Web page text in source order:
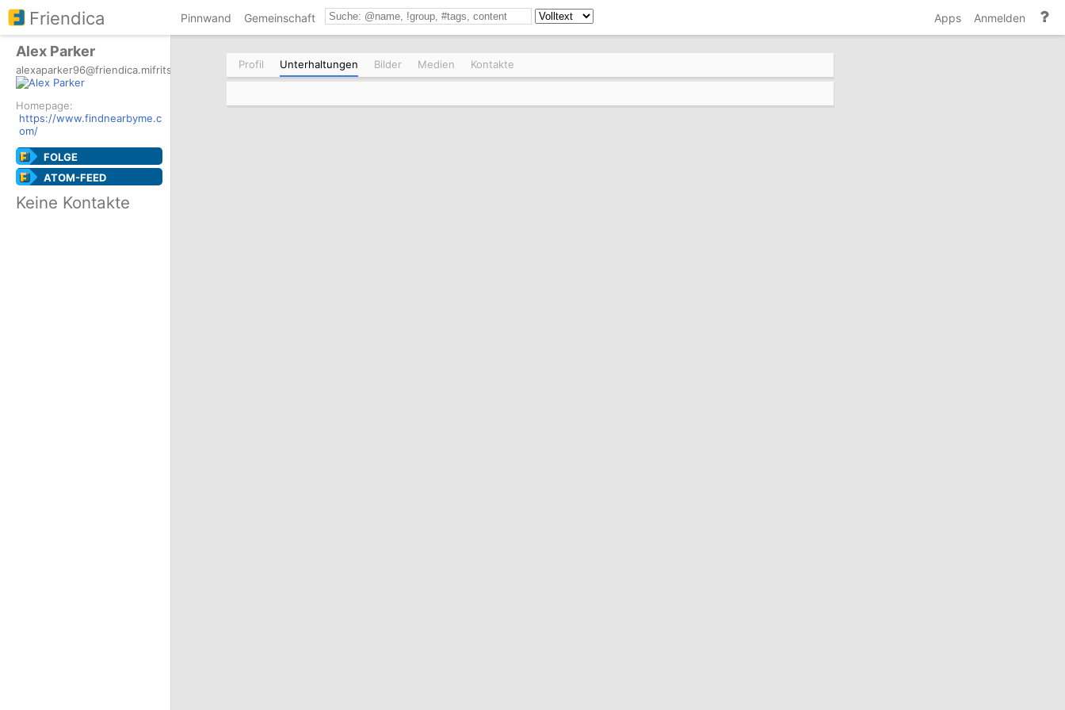
Friendica Pinnwand Gemeinschaft Anmelden
Apps
Alex Parker
alexaparker96@friendica.mifritscher.de
Homepage:
https://www.findnearbyme.c
om/
FOLGE
ATOM-FEED
Keine Kontakte
Profil Unterhaltungen Bilder Medien Kontakte